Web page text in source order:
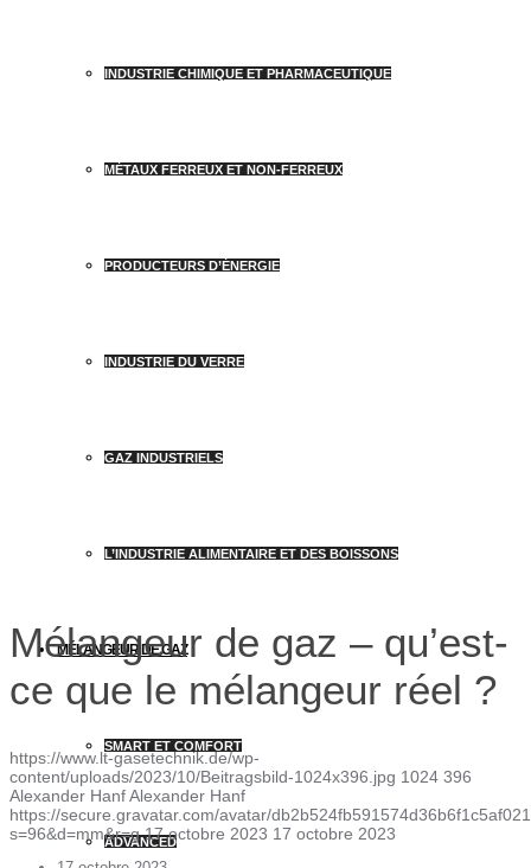
INDUSTRIE CHIMIQUE ET PHARMACEUTIQUE
MÉTAUX FERREUX ET NON-FERREUX
PRODUCTEURS D’ÉNERGIE
INDUSTRIE DU VERRE
GAZ INDUSTRIELS
L’INDUSTRIE ALIMENTAIRE ET DES BOISSONS
MÉLANGEUR DE GAZ
SMART ET COMFORT
ADVANCED
Mélangeur de gaz – qu’est-
ce que le mélangeur réel ?
https://www.lt-gasetechnik.de/wp-
content/uploads/2023/10/Beitragsbild-1024x396.jpg 1024 396
Alexander HanfAlexander Hanf
https://secure.gravatar.com/avatar/
s=96&d=mm&r=g 17 octobre 2023 17 octobre 2023